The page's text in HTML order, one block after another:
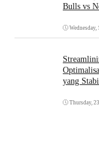
Bulls vs
yang
Thursday,